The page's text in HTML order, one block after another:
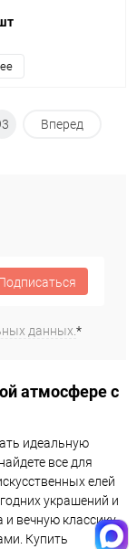
Вперед
данных.*
атмосфере с
идеальную
все для
елей
украшений и
вечную классику,
Купить